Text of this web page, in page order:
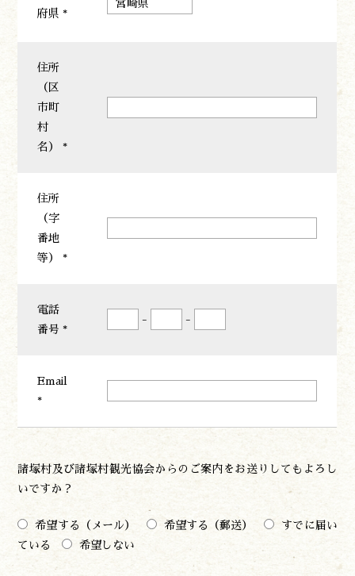
府県 *
住所
（区
市町
村
名） *
住所
（字
番地
等） *
電話
番号 *
- -
Email
*
諸塚村及び諸塚村観光協会からのご案内をお送りしてもよろし
いですか？
希望する（メール） 希望する（郵送）
すでに届い
ている
希望しない